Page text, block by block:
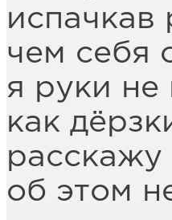
чем себя
я руки не
как
расскажу
об этом